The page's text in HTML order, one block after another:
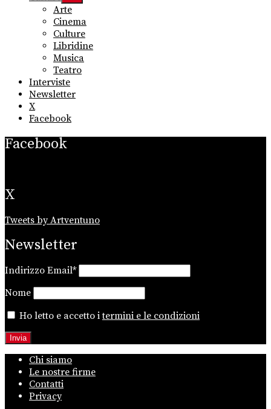
sub
menu
Arte
Cinema
Culture
Libridine
Musica
Teatro
Interviste
Newsletter
X
Facebook
Facebook
X
Tweets by Artventuno
Newsletter
Indirizzo Email*
Nome
Ho letto e accetto itermini e le condizioni
Chi siamo
Le nostre firme
Contatti
Privacy